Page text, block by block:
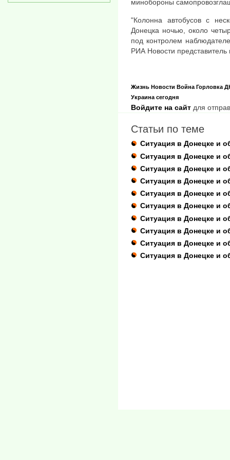
минобороны
"Колонна автобусов с
Донецка ночью, около
под контролем
РИА Новости
Жизнь Новости Война Горловка
Украина сегодня
Войдите на сайт для
Статьи по теме
Ситуация в Донецке и
Ситуация в Донецке и
Ситуация в Донецке и
Ситуация в Донецке и
Ситуация в Донецке и
Ситуация в Донецке и
Ситуация в Донецке и
Ситуация в Донецке и
Ситуация в Донецке и
Ситуация в Донецке и